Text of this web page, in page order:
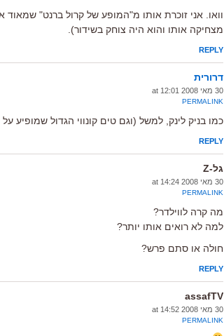
וואו. אני זוכרת אותו מ"המופע של קרול ברנט"
מצחיקה אותו והוא היה צוחק בשידור).
REPLY
דרורית
30 מאי 2008 at 12:01
PERMALINK
כמו בניק לינק, למשל (וגם טים קונווי הגדול שמופיע
REPLY
גל-Z
30 מאי 2008 at 14:24
PERMALINK
מה קרה לווילדר?
למה לא רואים אותו יותר?
חולה או סתם פרש?
REPLY
assafTV
30 מאי 2008 at 14:52
PERMALINK